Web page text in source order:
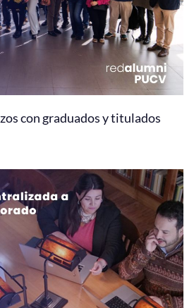
con graduados y titulados